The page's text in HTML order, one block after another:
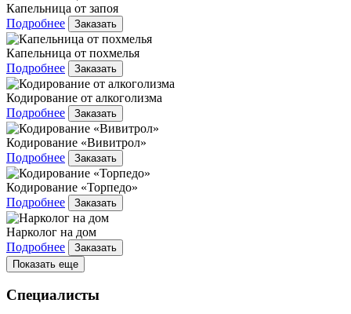
Капельница от запоя
Подробнее
Заказать
Капельница от похмелья
Подробнее
Заказать
Кодирование от алкоголизма
Подробнее
Заказать
Кодирование «Вивитрол»
Подробнее
Заказать
Кодирование «Торпедо»
Подробнее
Заказать
Нарколог на дом
Подробнее
Заказать
Показать еще
Специалисты